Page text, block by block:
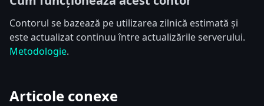
Contorul se bazează pe utilizarea zilnică estimată și
este actualizat continuu între actualizările serverului.
Metodologie.
Articole conexe